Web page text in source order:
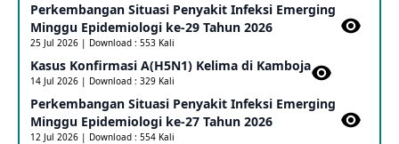
Update Informasi PHEIC Penyakit Ebola
23 May 2026
Penetapan Outbreak Penyakit Ebola di RD Kongo dan
Uganda Sebagai PHEIC
17 May 2026
Perkembangan Situasi Penyakit Infeksi Emerging
Minggu Epidemiologi ke-29 Tahun 2026
25 Jul 2026 | Download : 553 Kali
Kasus Konfirmasi A(H5N1) Kelima di Kamboja​
14 Jul 2026 | Download : 329 Kali
Perkembangan Situasi Penyakit Infeksi Emerging
Minggu Epidemiologi ke-27 Tahun 2026
12 Jul 2026 | Download : 554 Kali